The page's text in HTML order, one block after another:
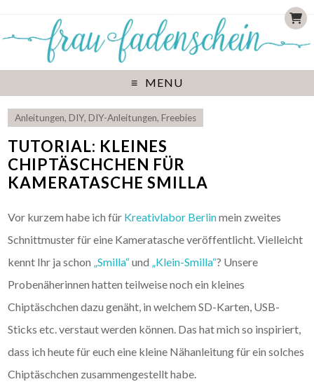
MENU
Anleitungen,DIY,DIY-Anleitungen,Freebies
TUTORIAL: KLEINES
CHIPTÄSCHCHEN FÜR
KAMERATASCHE SMILLA
Vor kurzem habe ich für Kreativlabor Berlinmein zweites
Schnittmuster für eine Kameratasche veröffentlicht. Vielleicht
kennt Ihr ja schon „Smilla“und „Klein-Smilla“? Unsere
Probenäherinnen hatten teilweise noch ein kleines
Chiptäschchen dazu genäht, in welchem SD-Karten, USB-
Sticks etc. verstaut werden können. Das hat mich so inspiriert,
dass ich heute für euch eine kleine Nähanleitung für ein solches
Chiptäschchen zusammengestellt habe.